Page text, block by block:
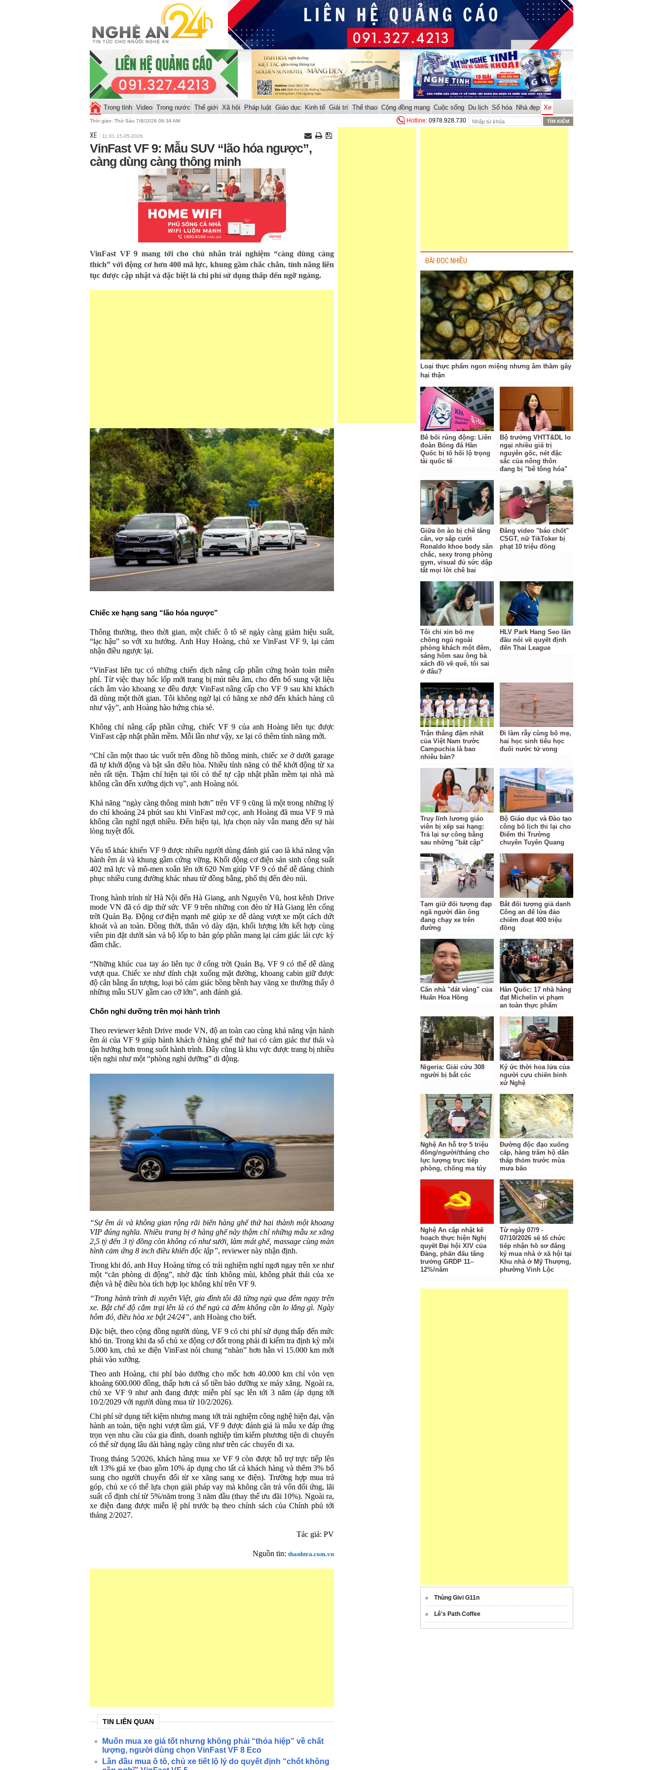
Trong tỉnh Video Trong nước Thế giới Xã hội Pháp luật Giáo dục Kinh tế Giải trí Thể thao Cộng đồng mạng Cuộc sống Du lịch Số hóa Nhà đẹp Xe
Thời gian: Thứ Sáu 7/8/2026 06:34 AM Hotline: 0978.928.730
XE 11:01 15-05-2026
VinFast VF 9: Mẫu SUV “lão hóa ngược”,
càng dùng càng thông minh
VinFast VF 9 mang tới cho chủ nhân trải nghiệm “càng dùng càng
thích” với động cơ hơn 400 mã lực, khung gầm chắc chắn, tính năng liên
tục được cập nhật và đặc biệt là chi phí sử dụng thấp đến ngỡ ngàng.
Chiếc xe hạng sang “lão hóa ngược”
Thông thường, theo thời gian, một chiếc ô tô sẽ ngày càng giảm hiệu suất,
“lạc hậu” so với xu hướng. Anh Huy Hoàng, chủ xe VinFast VF 9, lại cảm
nhận điều ngược lại.
“VinFast liên tục có những chiến dịch nâng cấp phần cứng hoàn toàn miễn
phí. Từ việc thay hốc lốp mới trang bị mút tiêu âm, cho đến bổ sung vật liệu
cách âm vào khoang xe đều được VinFast nâng cấp cho VF 9 sau khi khách
đã dùng một thời gian. Tôi không ngờ lại có hãng xe nhớ đến khách hàng cũ
như vậy”, anh Hoàng hào hứng chia sẻ.
Không chỉ nâng cấp phần cứng, chiếc VF 9 của anh Hoàng liên tục được
VinFast cập nhật phần mềm. Mỗi lần như vậy, xe lại có thêm tính năng mới.
“Chỉ cần một thao tác vuốt trên đồng hồ thông minh, chiếc xe ở dưới garage
đã tự khởi động và bật sẵn điều hòa. Nhiều tính năng có thể khởi động từ xa
nên rất tiện. Thậm chí hiện tại tôi có thể tự cập nhật phần mềm tại nhà mà
không cần đến xưởng dịch vụ”, anh Hoàng nói.
Khả năng “ngày càng thông minh hơn” trên VF 9 cũng là một trong những lý
do chỉ khoảng 24 phút sau khi VinFast mở cọc, anh Hoàng đã mua VF 9 mà
không cần nghĩ ngợi nhiều. Đến hiện tại, lựa chọn này vẫn mang đến sự hài
lòng tuyệt đối.
Yếu tố khác khiến VF 9 được nhiều người dùng đánh giá cao là khả năng vận
hành êm ái và khung gầm cứng vững. Khối động cơ điện sản sinh công suất
402 mã lực và mô-men xoắn lên tới 620 Nm giúp VF 9 có thể dễ dàng chinh
phục nhiều cung đường khác nhau từ đồng bằng, phố thị đến đèo núi.
Trong hành trình từ Hà Nội đến Hà Giang, anh Nguyên Vũ, host kênh Drive
mode VN đã có dịp thử sức VF 9 trên những con đèo từ Hà Giang lên cổng
trời Quản Bạ. Động cơ điện mạnh mẽ giúp xe dễ dàng vượt xe một cách dứt
khoát và an toàn. Đồng thời, thân vỏ dày dặn, khối lượng lớn kết hợp cùng
viên pin đặt dưới sàn và bộ lốp to bản góp phần mang lại cảm giác lái cực kỳ
đầm chắc.
“Những khúc cua tay áo liên tục ở cổng trời Quản Bạ, VF 9 có thể dễ dàng
vượt qua. Chiếc xe như dính chặt xuống mặt đường, khoang cabin giữ được
độ cân bằng ấn tượng, loại bỏ cảm giác bồng bềnh hay văng xe thường thấy ở
những mẫu SUV gầm cao cỡ lớn”, anh đánh giá.
Chốn nghỉ dưỡng trên mọi hành trình
Theo reviewer kênh Drive mode VN, độ an toàn cao cùng khả năng vận hành
êm ái của VF 9 giúp hành khách ở hàng ghế thứ hai có cảm giác thư thái và
tận hưởng hơn trong suốt hành trình. Đây cũng là khu vực được trang bị nhiều
tiện nghi như một “phòng nghỉ dưỡng” di động.
“Sự êm ái và không gian rộng rãi biến hàng ghế thứ hai thành một khoang
VIP đúng nghĩa. Nhiều trang bị ở hàng ghế này thậm chí những mẫu xe xăng
2,5 tỷ đến 3 tỷ đồng còn không có như sưởi, làm mát ghế, massage cùng màn
hình cảm ứng 8 inch điều khiển độc lập”, reviewer này nhận định.
Trong khi đó, anh Huy Hoàng từng có trải nghiệm nghỉ ngơi ngay trên xe như
một “căn phòng di động”, nhờ đặc tính không mùi, không phát thải của xe
điện và hệ điều hòa tích hợp lọc không khí trên VF 9.
“Trong hành trình đi xuyên Việt, gia đình tôi đã từng ngủ qua đêm ngay trên
xe. Bật chế độ cắm trại lên là có thể ngủ cả đêm không cần lo lắng gì. Ngày
hôm đó, điều hòa xe bật 24/24”, anh Hoàng cho biết.
Đặc biệt, theo cộng đồng người dùng, VF 9 có chi phí sử dụng thấp đến mức
khó tin. Trong khi đa số chủ xe động cơ đốt trong phải đi kiểm tra định kỳ mỗi
5.000 km, chủ xe điện VinFast nói chung “nhàn” hơn hẳn vì 15.000 km mới
phải vào xưởng.
Theo anh Hoàng, chi phí bảo dưỡng cho mốc hơn 40.000 km chỉ vỏn vẹn
khoảng 600.000 đồng, thấp hơn cả số tiền bảo dưỡng xe máy xăng. Ngoài ra,
chủ xe VF 9 như anh đang được miễn phí sạc lên tới 3 năm (áp dụng tới
10/2/2029 với người dùng mua từ 10/2/2026).
Chi phí sử dụng tiết kiệm nhưng mang tới trải nghiệm công nghệ hiện đại, vận
hành an toàn, tiện nghi vượt tầm giá, VF 9 được đánh giá là mẫu xe đáp ứng
trọn vẹn nhu cầu của gia đình, doanh nghiệp tìm kiếm phương tiện di chuyển
có thể sử dụng lâu dài hàng ngày cũng như trên các chuyến đi xa.
Trong tháng 5/2026, khách hàng mua xe VF 9 còn được hỗ trợ trực tiếp lên
tới 13% giá xe (bao gồm 10% áp dụng cho tất cả khách hàng và thêm 3% bổ
sung cho người chuyển đổi từ xe xăng sang xe điện). Trường hợp mua trả
góp, chủ xe có thể lựa chọn giải pháp vay mà không cần trả vốn đối ứng, lãi
suất cố định chỉ từ 5%/năm trong 3 năm đầu (thay thế ưu đãi 10%). Ngoài ra,
xe điện đang được miễn lệ phí trước bạ theo chính sách của Chính phủ tới
tháng 2/2027.
Tác giả: PV
Nguồn tin: thanhtra.com.vn
TIN LIÊN QUAN
Muốn mua xe giá tốt nhưng không phải “thỏa hiệp” về chất
lượng, người dùng chọn VinFast VF 8 Eco
Lần đầu mua ô tô, chủ xe tiết lộ lý do quyết định “chốt không
BÀI ĐỌC NHIỀU
Loại thực phẩm ngon miệng nhưng âm thầm gây
hại thận
Bê bối rúng động: Liên
đoàn Bóng đá Hàn
Quốc bị tố hối lộ trọng
tài quốc tế
Bộ trưởng VHTT&DL lo
ngại nhiều giá trị
nguyên gốc, nét đặc
sắc của nông thôn
đang bị "bê tông hóa"
Giữa ồn ào bị chê tăng
cân, vợ sắp cưới
Ronaldo khoe body săn
chắc, sexy trong phòng
gym, visual đủ sức dập
tắt mọi lời chê bai
Đăng video "báo chốt"
CSGT, nữ TikToker bị
phạt 10 triệu đồng
Tôi chỉ xin bố mẹ
chồng ngủ ngoài
phòng khách một đêm,
sáng hôm sau ông bà
xách đồ về quê, tôi sai
ở đâu?
HLV Park Hang Seo lần
đầu nói về quyết định
đến Thai League
Trận thắng đậm nhất
của Việt Nam trước
Campuchia là bao
nhiêu bàn?
Đi làm rẫy cùng bố mẹ,
hai học sinh tiểu học
đuối nước tử vong
Truy lĩnh lương giáo
viên bị xếp sai hạng:
Trả lại sự công bằng
sau những "bất cập"
Bộ Giáo dục và Đào tạo
công bố lịch thi lại cho
Điểm thi Trường
chuyên Tuyên Quang
Tạm giữ đối tượng đạp
ngã người đàn ông
đang chạy xe trên
đường
Bắt đối tượng giả danh
Công an để lừa đảo
chiếm đoạt 400 triệu
đồng
Căn nhà "dát vàng" của
Huấn Hoa Hồng
Hàn Quốc: 17 nhà hàng
đạt Michelin vi phạm
an toàn thực phẩm
Nigeria: Giải cứu 308
người bị bắt cóc
Ký ức thời hoa lửa của
người cựu chiến binh
xứ Nghệ
Nghệ An hỗ trợ 5 triệu
đồng/người/tháng cho
lực lượng trực tiếp
phòng, chống ma túy
Đường độc đạo xuống
cấp, hàng trăm hộ dân
thấp thỏm trước mùa
mưa bão
Nghệ An cập nhật kế
hoạch thực hiện Nghị
quyết Đại hội XIV của
Đảng, phấn đấu tăng
trưởng GRDP 11–
12%/năm
Từ ngày 07/9 -
07/10/2026 sẽ tổ chức
tiếp nhận hồ sơ đăng
ký mua nhà ở xã hội tại
Khu nhà ở Mỹ Thượng,
phường Vinh Lộc
Thùng Givi G11n
Lê's Path Coffee